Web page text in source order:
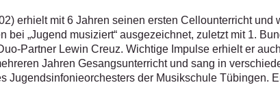
erhielt mit 6 Jahren seinen ersten Cellounterricht
bei „Jugend musiziert“ ausgezeichnet, zuletzt mit 1.
Partner Lewin Creuz. Wichtige Impulse erhielt er
Jahren Gesangsunterricht und sang in
Jugendsinfonieorchesters der Musikschule Tübingen.